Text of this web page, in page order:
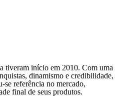
tiveram início em 2010. Com uma
dinamismo e credibilidade,
referência no mercado,
final de seus produtos.